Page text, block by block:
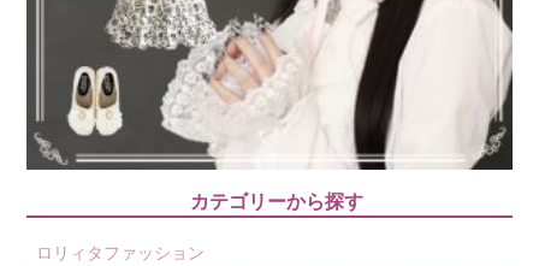
カテゴリーから探す
ロリィタファッション